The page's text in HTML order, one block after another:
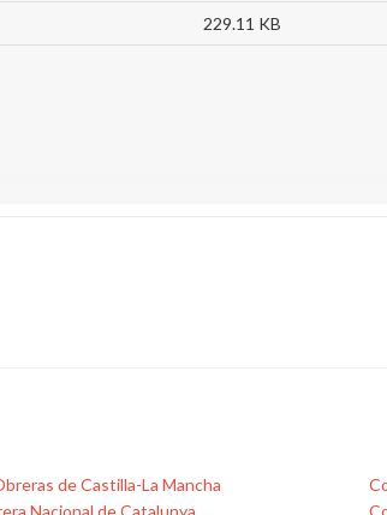
229.11 KB
de Castilla-La Mancha
Nacional de Catalunya